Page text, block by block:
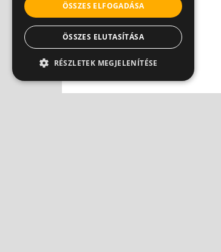
ÖSSZES ELFOGADÁSA
ÖSSZES ELUTASÍTÁSA
RÉSZLETEK MEGJELENÍTÉSE